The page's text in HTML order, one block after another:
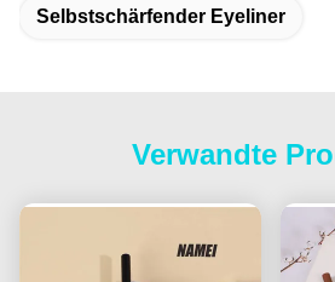
Selbstschärfender Eyeliner
Verwandte